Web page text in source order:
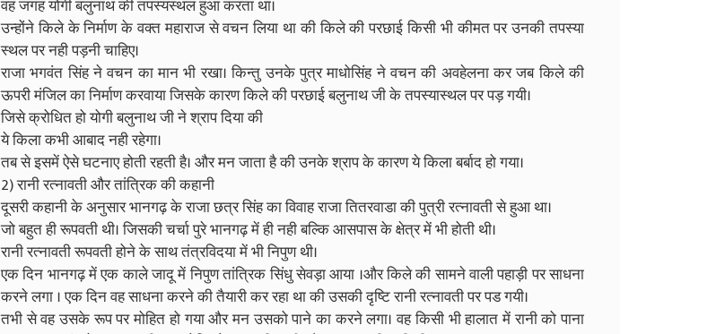
वह जगह योगी बलुनाथ की तपस्यस्थल हुआ करता था।
उन्होंने किले के निर्माण के वक्त महाराज से वचन लिया था की किले की परछाई किसी भी कीमत पर उनकी तपस्या
स्थल पर नही पड़नी चाहिए।
राजा भगवंत सिंह ने वचन का मान भी रखा। किन्तु उनके पुत्र माधोसिंह ने वचन की अवहेलना कर जब किले की
ऊपरी मंजिल का निर्माण करवाया जिसके कारण किले की परछाई बलुनाथ जी के तपस्यास्थल पर पड़ गयी।
जिसे क्रोधित हो योगी बलुनाथ जी ने श्राप दिया की
ये किला कभी आबाद नही रहेगा।
तब से इसमें ऐसे घटनाए होती रहती है। और मन जाता है की उनके श्राप के कारण ये किला बर्बाद हो गया।
2) रानी रत्नावती और तांत्रिक की कहानी
दूसरी कहानी के अनुसार भानगढ़ के राजा छत्र सिंह का विवाह राजा तितरवाडा की पुत्री रत्नावती से हुआ था।
जो बहुत ही रूपवती थी। जिसकी चर्चा पुरे भानगढ़ में ही नही बल्कि आसपास के क्षेत्र में भी होती थी।
रानी रत्नावती रूपवती होने के साथ तंत्रविदया में भी निपुण थी।
एक दिन भानगढ़ में एक काले जादू में निपुण तांत्रिक सिंधु सेवड़ा आया ।और किले की सामने वाली पहाड़ी पर साधना
करने लगा । एक दिन वह साधना करने की तैयारी कर रहा था की उसकी दृष्टि रानी रत्नावती पर पड गयी।
तभी से वह उसके रूप पर मोहित हो गया और मन उसको पाने का करने लगा। वह किसी भी हालात में रानी को पाना